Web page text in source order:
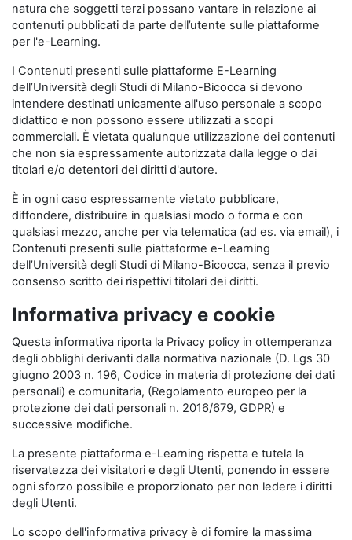
natura che soggetti terzi possano vantare in relazione ai
contenuti pubblicati da parte dell’utente sulle piattaforme
per l'e-Learning.
I Contenuti presenti sulle piattaforme E-Learning
dell’Università degli Studi di Milano-Bicocca si devono
intendere destinati unicamente all'uso personale a scopo
didattico e non possono essere utilizzati a scopi
commerciali. È vietata qualunque utilizzazione dei contenuti
che non sia espressamente autorizzata dalla legge o dai
titolari e/o detentori dei diritti d'autore.
È in ogni caso espressamente vietato pubblicare,
diffondere, distribuire in qualsiasi modo o forma e con
qualsiasi mezzo, anche per via telematica (ad es. via email), i
Contenuti presenti sulle piattaforme e-Learning
dell’Università degli Studi di Milano-Bicocca, senza il previo
consenso scritto dei rispettivi titolari dei diritti.
Informativa privacy e cookie
Questa informativa riporta la Privacy policy in ottemperanza
degli obblighi derivanti dalla normativa nazionale (D. Lgs 30
giugno 2003 n. 196, Codice in materia di protezione dei dati
personali) e comunitaria, (Regolamento europeo per la
protezione dei dati personali n. 2016/679, GDPR) e
successive modifiche.
La presente piattaforma e-Learning rispetta e tutela la
riservatezza dei visitatori e degli Utenti, ponendo in essere
ogni sforzo possibile e proporzionato per non ledere i diritti
degli Utenti.
Lo scopo dell'informativa privacy è di fornire la massima